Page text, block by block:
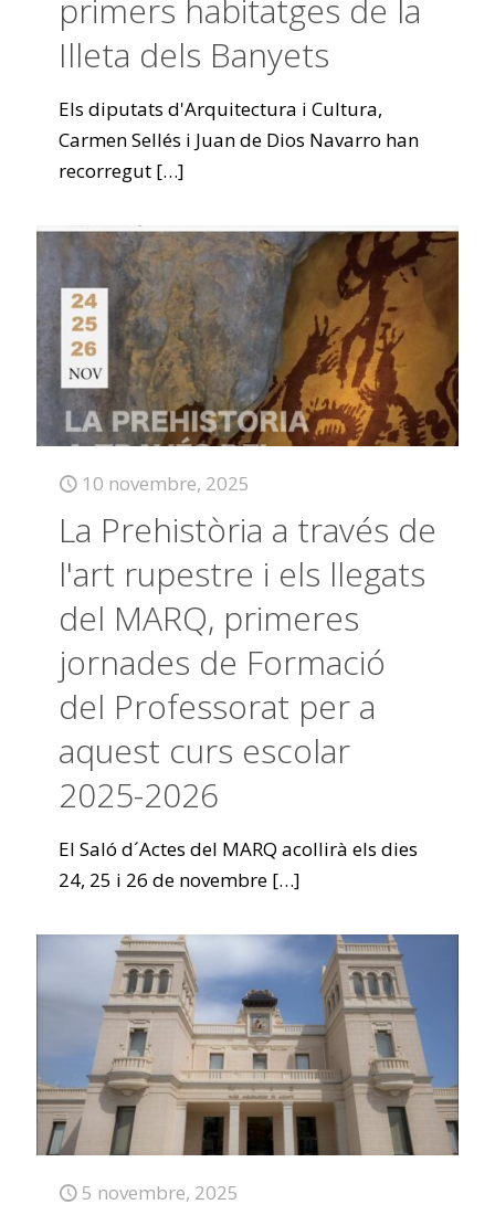
primers habitatges de la
Illeta dels Banyets
Els diputats d'Arquitectura i Cultura,
Carmen Sellés i Juan de Dios Navarro han
recorregut […]
10 novembre, 2025
La Prehistòria a través de
l'art rupestre i els llegats
del MARQ, primeres
jornades de Formació
del Professorat per a
aquest curs escolar
2025-2026
El Saló d´Actes del MARQ acollirà els dies
24, 25 i 26 de novembre […]
5 novembre, 2025